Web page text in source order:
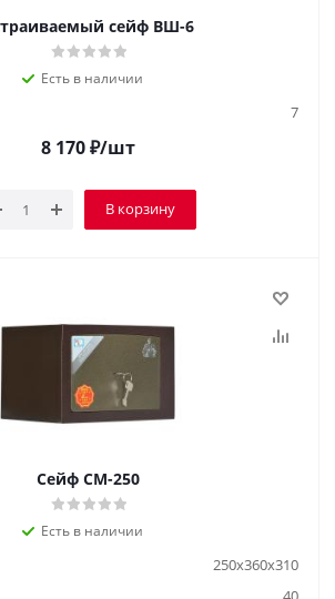
сейф ВШ-6
Есть в наличии
7
8 170₽/шт
В корзину
Сейф СМ-250
Есть в наличии
250х360х310